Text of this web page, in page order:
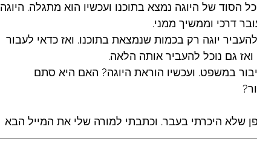
הסוד של היוגה נמצא בתוכנו ועכשיו הוא מתגלה. היוגה
דרכי וממשיך ממני.
יוגה רק בכמות שנמצאת בתוכנו. ואז כדאי לעבור
ואז גם נוכל להעביר אותה הלאה.
במשפט. ועכשיו הוראת היוגה? האם היא סתם
שלא היכרתי בעבר. וכתבתי למורה שלי את המייל הבא